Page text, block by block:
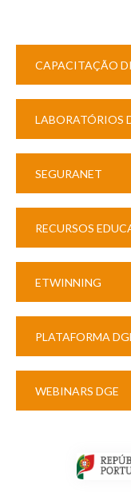
CAPACITAÇÃO
LABORATÓRIOS
SEGURANET
RECURSOS
ETWINNING
PLATAFORMA
WEBINARS DGE